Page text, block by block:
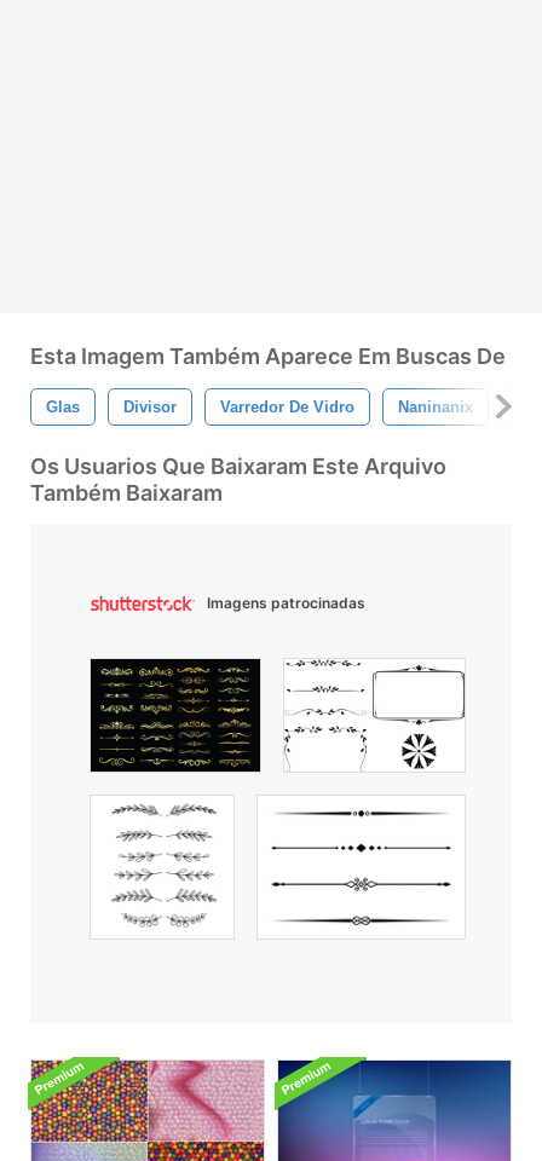
Esta Imagem Também Aparece Em Buscas De
Glas Divisor Varredor De Vidro Naninanix
Os Usuarios Que Baixaram Este Arquivo
Também Baixaram
Imagens patrocinadas